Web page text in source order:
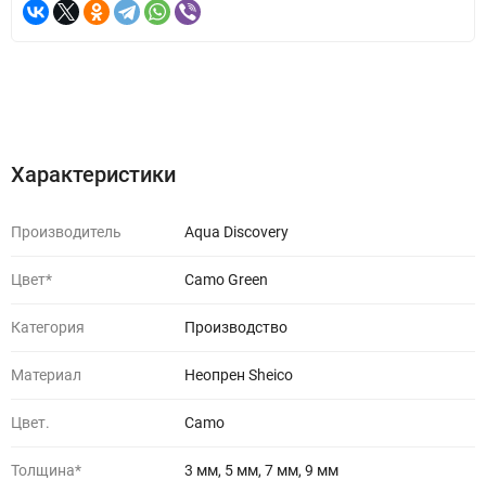
Характеристики
Производитель Aqua Discovery
Цвет* Camo Green
Категория Производство
Материал Неопрен Sheico
Цвет. Camo
Толщина* 3 мм, 5 мм, 7 мм, 9 мм